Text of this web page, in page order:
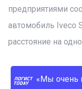
предприятиями
автомобиль Iveco
расстояние на
«Мы очень